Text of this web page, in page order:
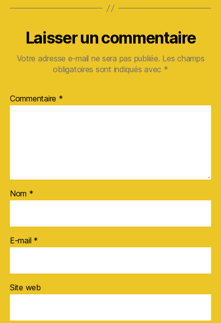
Laisser un commentaire
Votre adresse e-mail ne sera pas publiée. Les champs
obligatoires sont indiqués avec *
Commentaire *
Nom *
E-mail *
Site web